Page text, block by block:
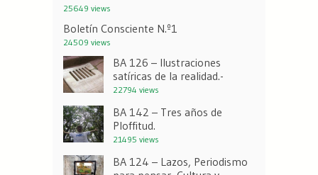
25649 views
Boletín Consciente N.º1
24509 views
BA 126 – Ilustraciones
satíricas de la realidad.-
22794 views
BA 142 – Tres años de
Ploffitud.
21495 views
BA 124 – Lazos, Periodismo